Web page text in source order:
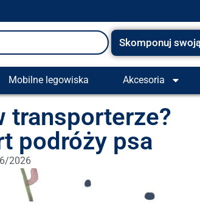
Skomponuj
Mobilne legowiska Akcesoria
transporterze?
podróży psa
2026